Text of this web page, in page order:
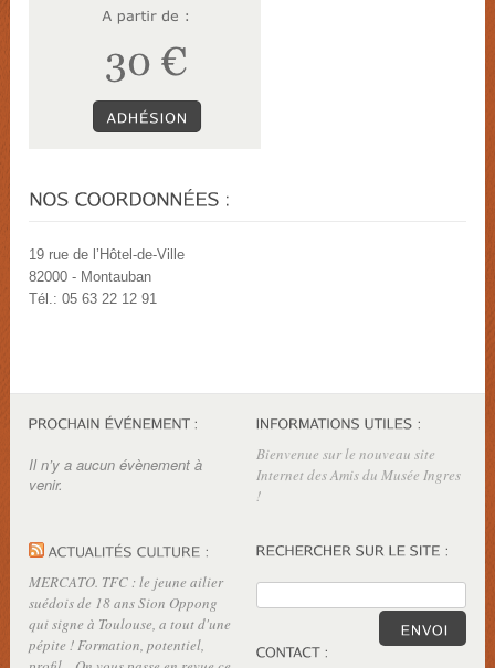
19 rue de l’Hôtel-de-Ville
82000 - Montauban
Tél.: 05 63 22 12 91
Il n’y a aucun évènement à
venir.
Bienvenue sur le nouveau site
Internet des Amis du Musée Ingres
!
MERCATO. TFC : le jeune ailier
suédois de 18 ans Sion Oppong
qui signe à Toulouse, a tout d'une
pépite ! Formation, potentiel,